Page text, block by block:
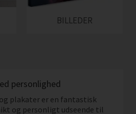
BILLEDER
personlighed
plakater er en fantastisk
og personligt udseende til